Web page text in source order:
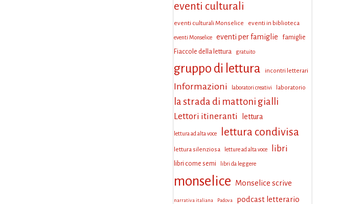
eventi culturali
eventi culturali Monselice eventi in biblioteca
eventi Monselice eventi per famiglie
famiglie
Fiaccole della lettura
gratuito
gruppo di lettura incontri letterari
Informazioni laboratori creativi laboratorio
la strada di mattoni gialli
Lettori itineranti lettura
lettura ad alta voce lettura condivisa
lettura silenziosa letture ad alta voce libri
libri come semi libri da leggere
monselice Monselice scrive
narrativa italiana Padova podcast letterario